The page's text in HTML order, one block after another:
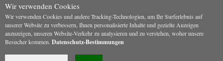
Wir verwenden Cookies
Wir verwenden Cookies und andere Tracking-Technologien, um Ihr Surferlebnis auf
unserer Website zu verbessern, Ihnen personalisierte Inhalte und gezielte Anzeigen
anzuzeigen, unseren Website-Verkehr zu analysieren und zu verstehen, woher unsere
Besucher kommen. Datenschutz-Bestimmungen